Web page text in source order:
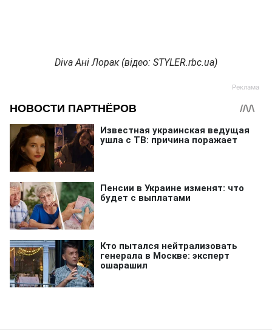
Diva Ані Лорак (відео: STYLER.rbc.ua)